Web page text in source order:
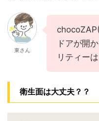
東さん
ドアが開
リティー
衛生面は大丈夫？？